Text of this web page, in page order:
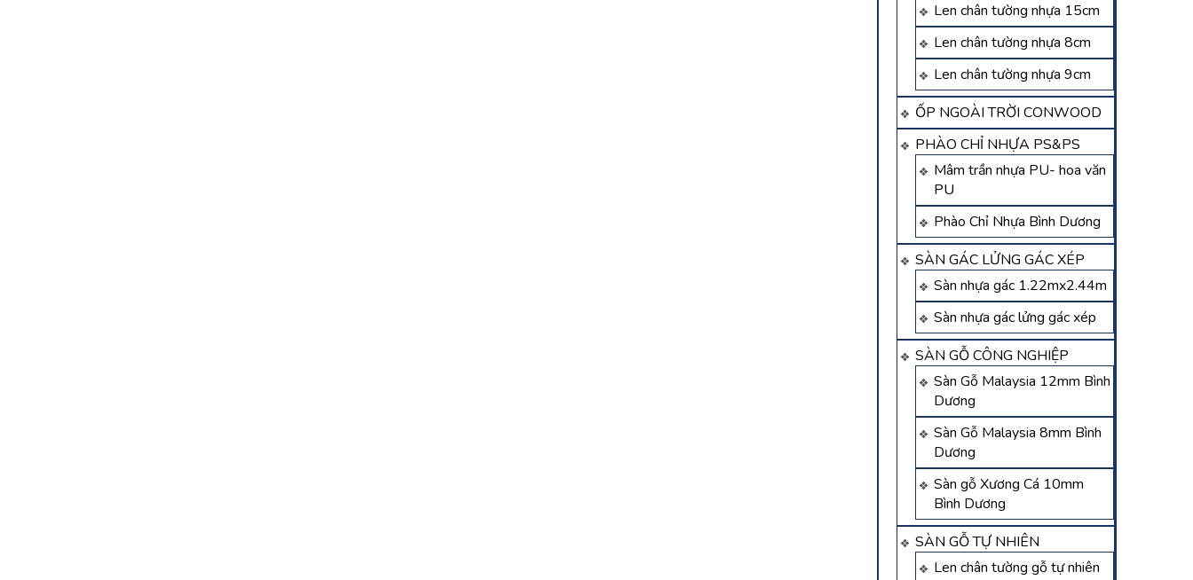
Len chân tường nhựa 15cm
Len chân tường nhựa 8cm
Len chân tường nhựa 9cm
ỐP NGOÀI TRỜI CONWOOD
PHÀO CHỈ NHỰA PS&PS
Mâm trần nhựa PU- hoa văn
PU
Phào Chỉ Nhựa Bình Dương
SÀN GÁC LỬNG GÁC XÉP
Sàn nhựa gác 1.22mx2.44m
Sàn nhựa gác lửng gác xép
SÀN GỖ CÔNG NGHIỆP
Sàn Gỗ Malaysia 12mm Bình
Dương
Sàn Gỗ Malaysia 8mm Bình
Dương
Sàn gỗ Xương Cá 10mm
Bình Dương
SÀN GỖ TỰ NHIÊN
Len chân tường gỗ tự nhiên